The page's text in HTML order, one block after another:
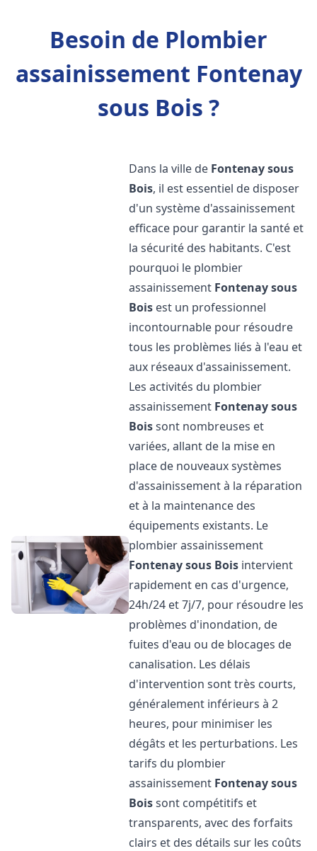
Besoin de Plombier
assainissement Fontenay
sous Bois ?
Dans la ville de Fontenay sous
Bois, il est essentiel de disposer
d'un système d'assainissement
efficace pour garantir la santé et
la sécurité des habitants. C'est
pourquoi le plombier
assainissement Fontenay sous
Bois est un professionnel
incontournable pour résoudre
tous les problèmes liés à l'eau et
aux réseaux d'assainissement.
Les activités du plombier
assainissement Fontenay sous
Boissont nombreuses et
variées, allant de la mise en
place de nouveaux systèmes
d'assainissement à la réparation
et à la maintenance des
équipements existants. Le
plombier assainissement
Fontenay sous Bois intervient
rapidement en cas d'urgence,
24h/24 et 7j/7, pour résoudre les
problèmes d'inondation, de
fuites d'eau ou de blocages de
canalisation. Les délais
d'intervention sont très courts,
généralement inférieurs à 2
heures, pour minimiser les
dégâts et les perturbations. Les
tarifs du plombier
assainissement Fontenay sous
Boissont compétitifs et
transparents, avec des forfaits
clairs et des détails sur les coûts